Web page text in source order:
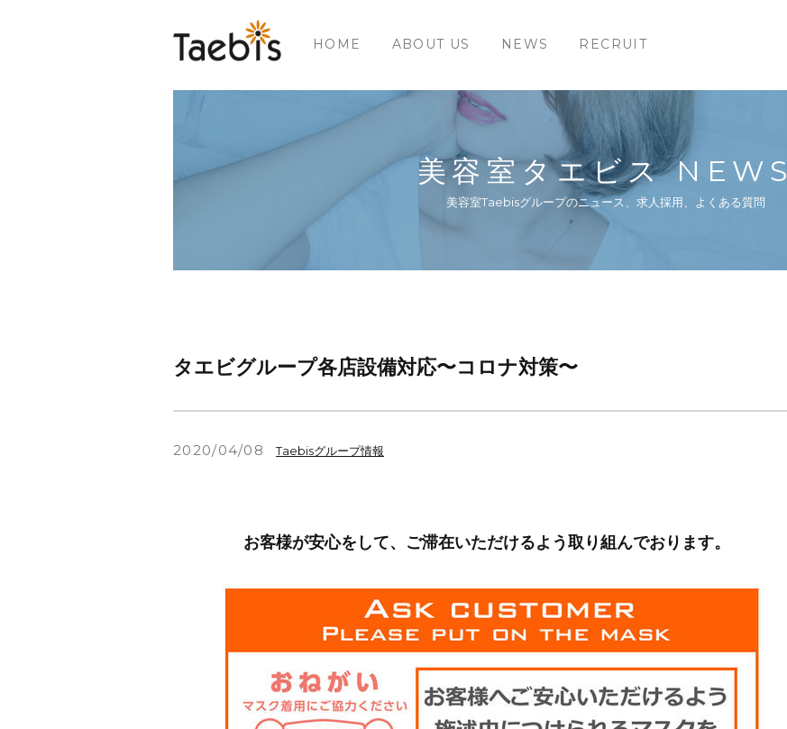
HOME ABOUT US NEWS RECRUIT
美容室タエビス NEWS
美容室Taebisグループのニュース、求人採用、よくある質問
タエビグループ各店設備対応〜コロナ対策〜
2020/04/08 Taebisグループ情報
お客様が安心をして、ご滞在いただけるよう取り組んでおります。